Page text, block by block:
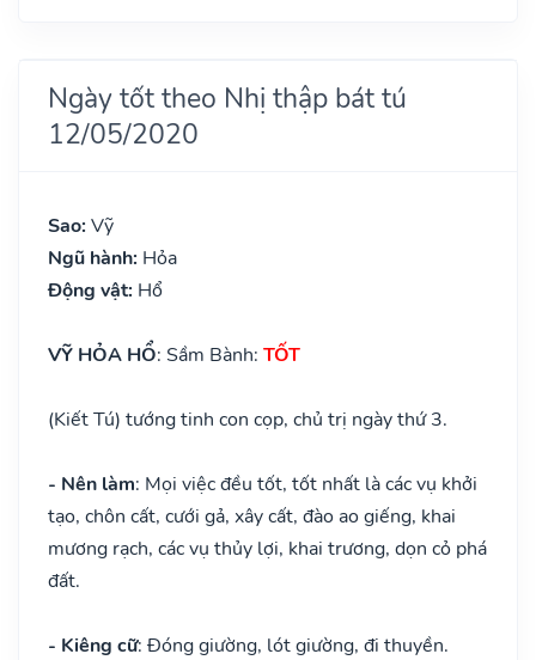
Ngày tốt theo Nhị thập bát tú
12/05/2020
Sao: Vỹ
Ngũ hành: Hỏa
Động vật: Hổ
VỸ HỎA HỔ: Sầm Bành: TỐT
(Kiết Tú) tướng tinh con cọp, chủ trị ngày thứ 3.
- Nên làm: Mọi việc đều tốt, tốt nhất là các vụ khởi
tạo, chôn cất, cưới gả, xây cất, đào ao giếng, khai
mương rạch, các vụ thủy lợi, khai trương, dọn cỏ phá
đất.
- Kiêng cữ: Đóng giường, lót giường, đi thuyền.